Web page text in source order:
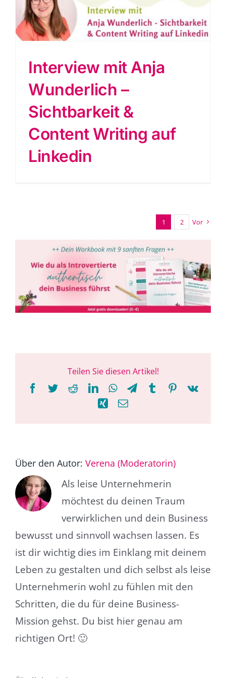
Interview mit Anja
Wunderlich –
Sichtbarkeit &
Content Writing auf
Linkedin
1 2 Vor
Teilen Sie diesen Artikel!
Facebook
TwitterRedditLinkedInWhatsAppTelegram
TumblrPinterest
Vk
XingE-
Über den Autor: Verena (Moderatorin)
Als leise Unternehmerin
möchtest du deinen Traum
verwirklichen und dein Business
bewusst und sinnvoll wachsen lassen. Es
ist dir wichtig dies im Einklang mit deinem
Leben zu gestalten und dich selbst als leise
Unternehmerin wohl zu fühlen mit den
Schritten, die du für deine Business-
Mission gehst. Du bist hier genau am
richtigen Ort! 🙂